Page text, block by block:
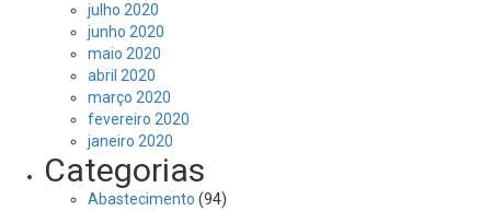
julho 2020
junho 2020
maio 2020
abril 2020
março 2020
fevereiro 2020
janeiro 2020
Categorias
Abastecimento (94)